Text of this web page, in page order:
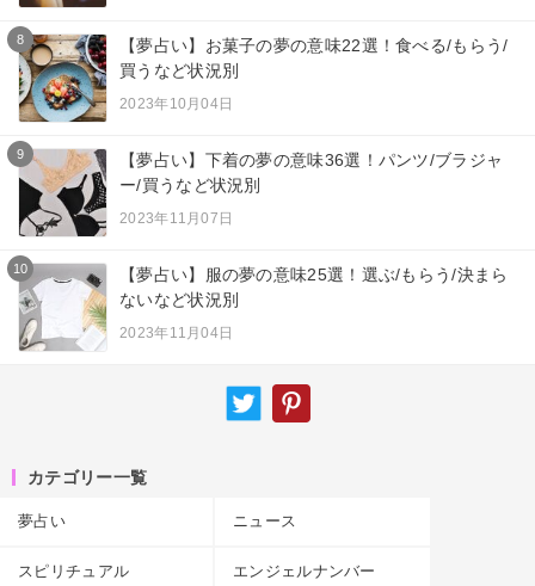
8
【夢占い】お菓子の夢の意味22選！食べる/もらう/
買うなど状況別
2023年10月04日
9
【夢占い】下着の夢の意味36選！パンツ/ブラジャ
ー/買うなど状況別
2023年11月07日
10
【夢占い】服の夢の意味25選！選ぶ/もらう/決まら
ないなど状況別
2023年11月04日
カテゴリー一覧
夢占い ニュース
スピリチュアル エンジェルナンバー